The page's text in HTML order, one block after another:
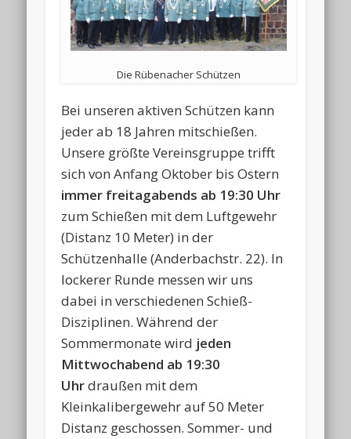
Die Rübenacher Schützen
Bei unseren aktiven Schützen kann
jeder ab 18 Jahren mitschießen.
Unsere größte Vereinsgruppe trifft
sich von Anfang Oktober bis Ostern
immer freitagabends ab 19:30 Uhr
zum Schießen mit dem Luftgewehr
(Distanz 10 Meter) in der
Schützenhalle (Anderbachstr. 22). In
lockerer Runde messen wir uns
dabei in verschiedenen Schieß-
Disziplinen. Während der
Sommermonate wird jeden
Mittwochabend ab 19:30
Uhrdraußen mit dem
Kleinkalibergewehr auf 50 Meter
Distanz geschossen. Sommer- und